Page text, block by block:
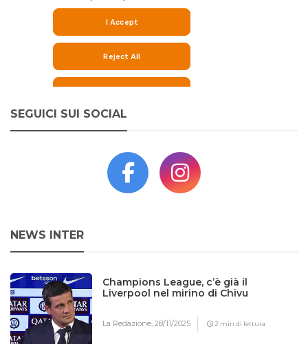
SEGUICI SUI SOCIAL
NEWS INTER
Champions League, c’è già il
Liverpool nel mirino di Chivu
La Redazione,28/11/2025 2 min di lettura